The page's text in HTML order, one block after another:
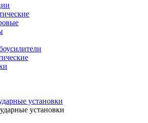
установки
установки